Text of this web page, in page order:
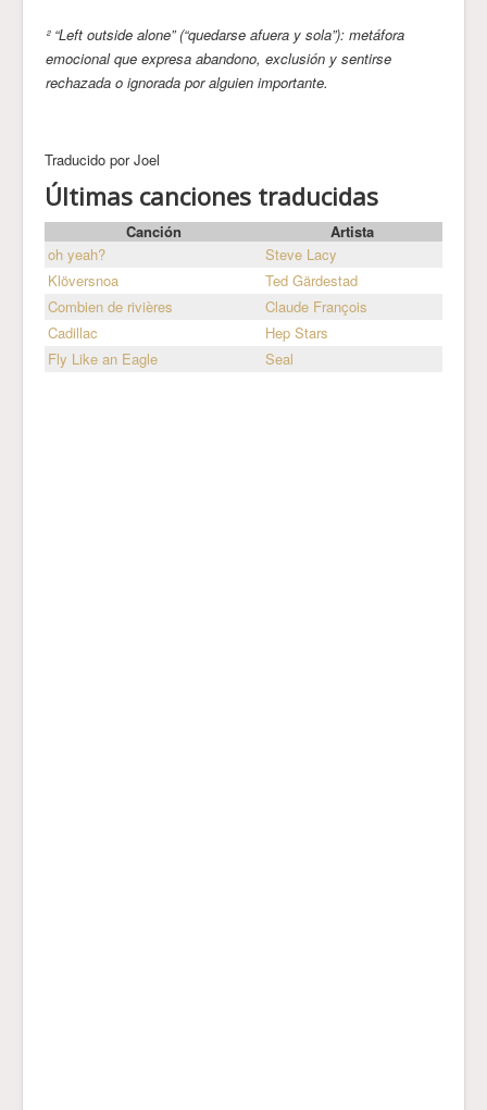
² “Left outside alone” (“quedarse afuera y sola”): metáfora
emocional que expresa abandono, exclusión y sentirse
rechazada o ignorada por alguien importante.
Traducido por Joel
Últimas canciones traducidas
Canción
Artista
oh yeah?
Steve Lacy
Klöversnoa
Ted Gärdestad
Combien de rivières
Claude François
Cadillac
Hep Stars
Fly Like an Eagle
Seal